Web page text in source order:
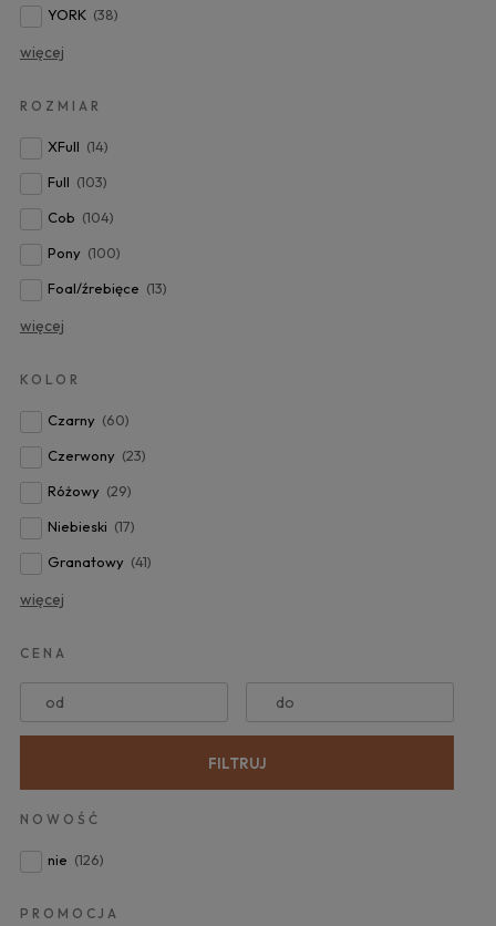
YORK (38)
więcej
ROZMIAR
XFull (14)
Full (103)
Cob (104)
Pony (100)
Foal/źrebięce (13)
więcej
KOLOR
Czarny (60)
Czerwony (23)
Różowy (29)
Niebieski (17)
Granatowy (41)
więcej
CENA
od do
FILTRUJ
NOWOŚĆ
nie (126)
PROMOCJA